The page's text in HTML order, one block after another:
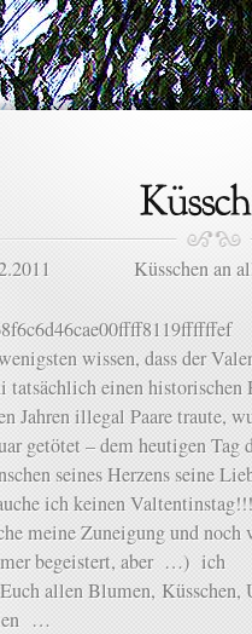
Küsschen an
wissen, dass der
tatsächlich einen
Jahren illegal Paare traute,
getötet – dem heutigen Tag
seines Herzens seine
ich keinen
meine Zuneigung und
begeistert, aber …) ich
allen Blumen, Küsschen,
…